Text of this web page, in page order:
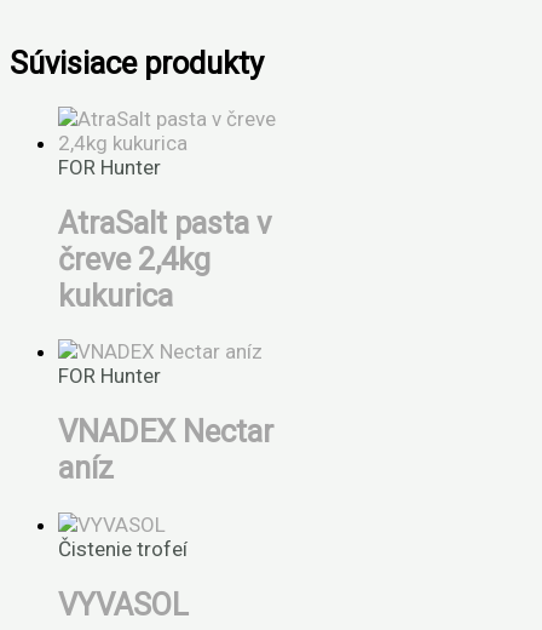
Súvisiace produkty
FOR Hunter
AtraSalt pasta v
čreve 2,4kg
kukurica
FOR Hunter
VNADEX Nectar
aníz
Čistenie trofeí
VYVASOL